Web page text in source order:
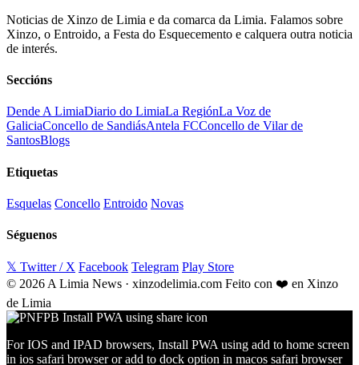
Noticias de Xinzo de Limia e da comarca da Limia. Falamos sobre
Xinzo, o Entroido, a Festa do Esquecemento e calquera outra noticia
de interés.
Seccións
Dende A LimiaDiario do LimiaLa RegiónLa Voz de
GaliciaConcello de SandiásAntela FCConcello de Vilar de
SantosBlogs
Etiquetas
Esquelas Concello Entroido Novas
Séguenos
𝕏 Twitter / X Facebook Telegram Play Store
© 2026 A Limia News · xinzodelimia.com Feito con ❤️ en Xinzo
de Limia
For IOS and IPAD browsers, Install PWA using add to home screen
in ios safari browser or add to dock option in macos safari browser